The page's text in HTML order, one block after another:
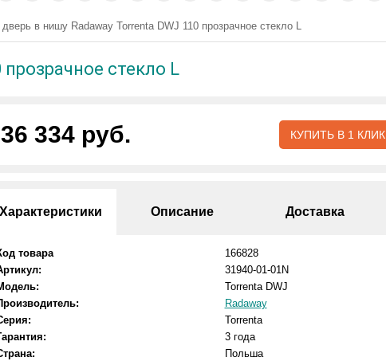
в нишу Radaway Torrenta DWJ 110 прозрачное стекло L
стекло L
36 334 руб. КУПИТЬ В 1 КЛИК
Характеристики Описание Доставка
товара
166828
31940-01-01N
Torrenta DWJ
Radaway
Torrenta
3 года
Польша